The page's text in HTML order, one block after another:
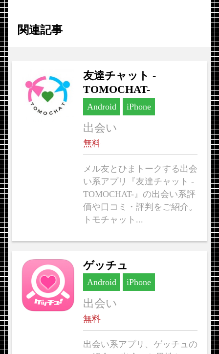
関連記事
友達チャット -
TOMOCHAT-
Android iPhone
出会い
無料
メル友とひまトークする出会
い系アプリ『友達チャット -
TOMOCHAT-』の出会い系評
価や口コミ・評判をご紹介。
トモチャット...
ゲッチュ
Android iPhone
出会い
無料
出会い系アプリ、ゲッチュの